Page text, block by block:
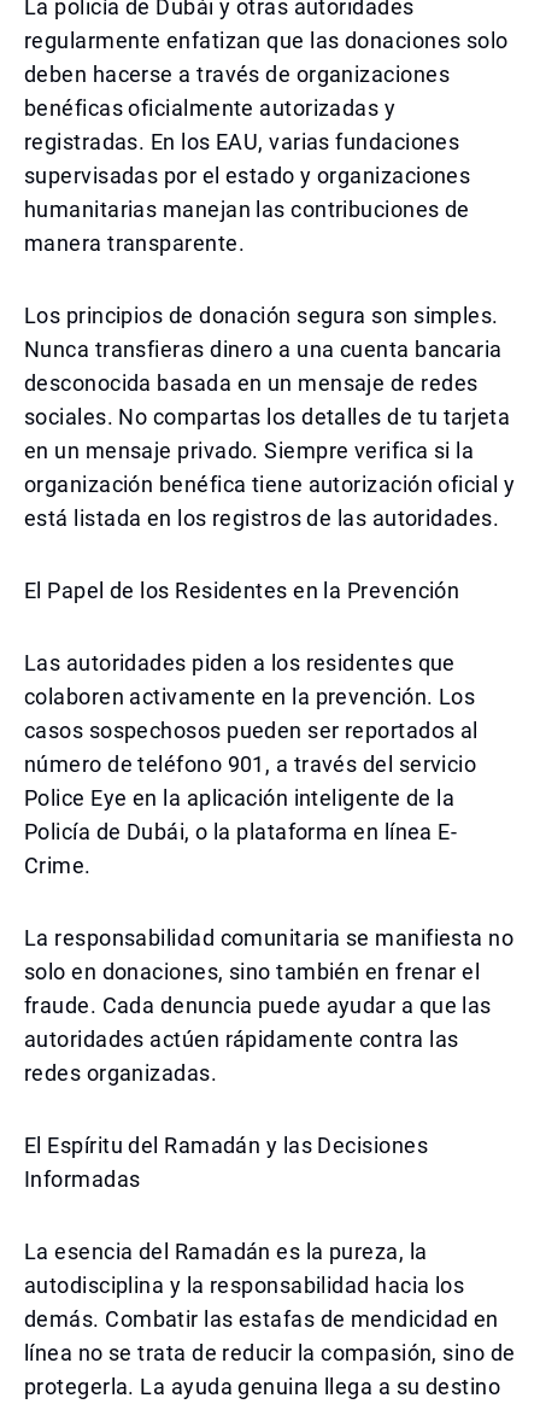
La policía de Dubái y otras autoridades
regularmente enfatizan que las donaciones solo
deben hacerse a través de organizaciones
benéficas oficialmente autorizadas y
registradas. En los EAU, varias fundaciones
supervisadas por el estado y organizaciones
humanitarias manejan las contribuciones de
manera transparente.
Los principios de donación segura son simples.
Nunca transfieras dinero a una cuenta bancaria
desconocida basada en un mensaje de redes
sociales. No compartas los detalles de tu tarjeta
en un mensaje privado. Siempre verifica si la
organización benéfica tiene autorización oficial y
está listada en los registros de las autoridades.
El Papel de los Residentes en la Prevención
Las autoridades piden a los residentes que
colaboren activamente en la prevención. Los
casos sospechosos pueden ser reportados al
número de teléfono 901, a través del servicio
Police Eye en la aplicación inteligente de la
Policía de Dubái, o la plataforma en línea E-
Crime.
La responsabilidad comunitaria se manifiesta no
solo en donaciones, sino también en frenar el
fraude. Cada denuncia puede ayudar a que las
autoridades actúen rápidamente contra las
redes organizadas.
El Espíritu del Ramadán y las Decisiones
Informadas
La esencia del Ramadán es la pureza, la
autodisciplina y la responsabilidad hacia los
demás. Combatir las estafas de mendicidad en
línea no se trata de reducir la compasión, sino de
protegerla. La ayuda genuina llega a su destino